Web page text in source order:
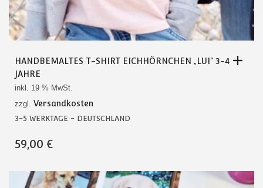
HANDBEMALTES T-SHIRT EICHHÖRNCHEN „LUI“ 3-4
JAHRE
inkl. 19 % MwSt.
zzgl. Versandkosten
3-5 WERKTAGE - DEUTSCHLAND
59,00 €